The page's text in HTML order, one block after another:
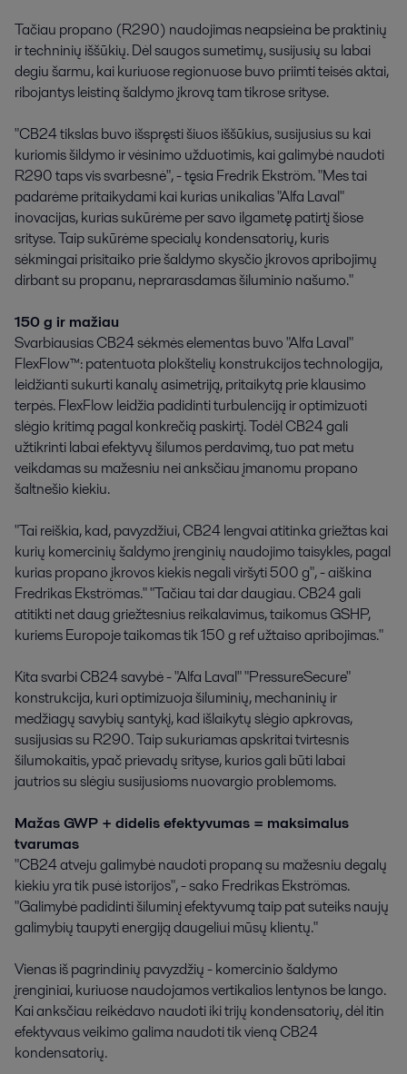
Tačiau propano (R290) naudojimas neapsieina be praktinių
ir techninių iššūkių. Dėl saugos sumetimų, susijusių su labai
degiu šarmu, kai kuriuose regionuose buvo priimti teisės aktai,
ribojantys leistiną šaldymo įkrovą tam tikrose srityse.
"CB24 tikslas buvo išspręsti šiuos iššūkius, susijusius su kai
kuriomis šildymo ir vėsinimo užduotimis, kai galimybė naudoti
R290 taps vis svarbesnė", - tęsia Fredrik Ekström. "Mes tai
padarėme pritaikydami kai kurias unikalias "Alfa Laval"
inovacijas, kurias sukūrėme per savo ilgametę patirtį šiose
srityse. Taip sukūrėme specialų kondensatorių, kuris
sėkmingai prisitaiko prie šaldymo skysčio įkrovos apribojimų
dirbant su propanu, neprarasdamas šiluminio našumo."
150 g ir mažiau
Svarbiausias CB24 sėkmės elementas buvo "Alfa Laval"
FlexFlow™: patentuota plokštelių konstrukcijos technologija,
leidžianti sukurti kanalų asimetriją, pritaikytą prie klausimo
terpės. FlexFlow leidžia padidinti turbulenciją ir optimizuoti
slėgio kritimą pagal konkrečią paskirtį. Todėl CB24 gali
užtikrinti labai efektyvų šilumos perdavimą, tuo pat metu
veikdamas su mažesniu nei anksčiau įmanomu propano
šaltnešio kiekiu.
"Tai reiškia, kad, pavyzdžiui, CB24 lengvai atitinka griežtas kai
kurių komercinių šaldymo įrenginių naudojimo taisykles, pagal
kurias propano įkrovos kiekis negali viršyti 500 g", - aiškina
Fredrikas Ekströmas." "Tačiau tai dar daugiau. CB24 gali
atitikti net daug griežtesnius reikalavimus, taikomus GSHP,
kuriems Europoje taikomas tik 150 g ref užtaiso apribojimas."
Kita svarbi CB24 savybė - "Alfa Laval" "PressureSecure"
konstrukcija, kuri optimizuoja šiluminių, mechaninių ir
medžiagų savybių santykį, kad išlaikytų slėgio apkrovas,
susijusias su R290. Taip sukuriamas apskritai tvirtesnis
šilumokaitis, ypač prievadų srityse, kurios gali būti labai
jautrios su slėgiu susijusioms nuovargio problemoms.
Mažas GWP + didelis efektyvumas = maksimalus
tvarumas
"CB24 atveju galimybė naudoti propaną su mažesniu degalų
kiekiu yra tik pusė istorijos", - sako Fredrikas Ekströmas.
"Galimybė padidinti šiluminį efektyvumą taip pat suteiks naujų
galimybių taupyti energiją daugeliui mūsų klientų."
Vienas iš pagrindinių pavyzdžių - komercinio šaldymo
įrenginiai, kuriuose naudojamos vertikalios lentynos be lango.
Kai anksčiau reikėdavo naudoti iki trijų kondensatorių, dėl itin
efektyvaus veikimo galima naudoti tik vieną CB24
kondensatorių.